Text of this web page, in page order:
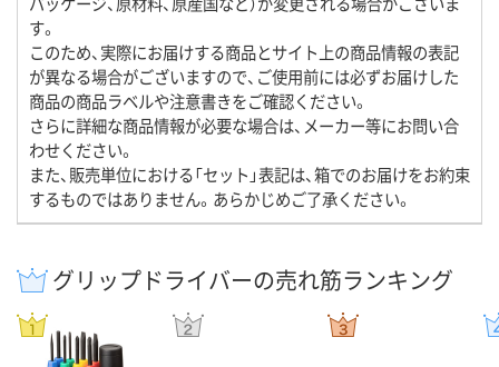
す。
このため、実際にお届けする商品とサイト上の商品情報の表記
が異なる場合がございますので、ご使用前には必ずお届けした
商品の商品ラベルや注意書きをご確認ください。
さらに詳細な商品情報が必要な場合は、メーカー等にお問い合
わせください。
また、販売単位における「セット」表記は、箱でのお届けをお約束
するものではありません。あらかじめご了承ください。
グリップドライバーの売れ筋ランキング